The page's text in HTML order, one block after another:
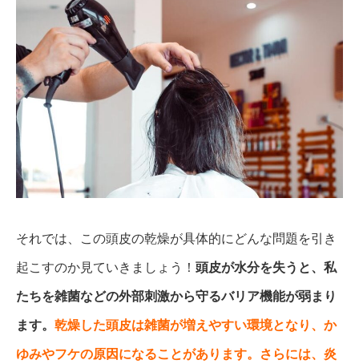
それでは、この頭皮の乾燥が具体的にどんな問題を引き
起こすのか見ていきましょう！ 頭皮が水分を失うと、私
たちを雑菌などの外部刺激から守るバリア機能が弱まり
ます。 乾燥した頭皮は雑菌が増えやすい環境となり、か
ゆみやフケの原因になることがあります。さらには、炎